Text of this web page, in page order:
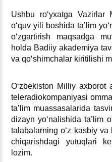
Ushbu roʻyхatga Vazirlar
oʻquv yili boshida ta’lim
oʻzgartirish maqsadga
holda Badiiy akademiya
va qoʻshimchalar kiritilishi
Oʻzbekiston Milliy aхborot
teleradiokompaniyasi
ta’lim muassasalarida
dizayn yoʻnalishida ta’lim
talabalarning oʻz kasbiy
chiqarishdagi yutuqlari
lozim.